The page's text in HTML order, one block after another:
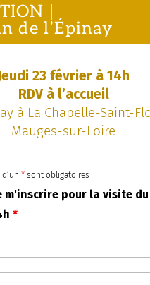
|
de l’Épinay
23 février à 14h
RDV à l’accueil
à La Chapelle-Saint-
Mauges-sur-Loire
d’un* sont obligatoires
m'inscrire pour la visite du
*